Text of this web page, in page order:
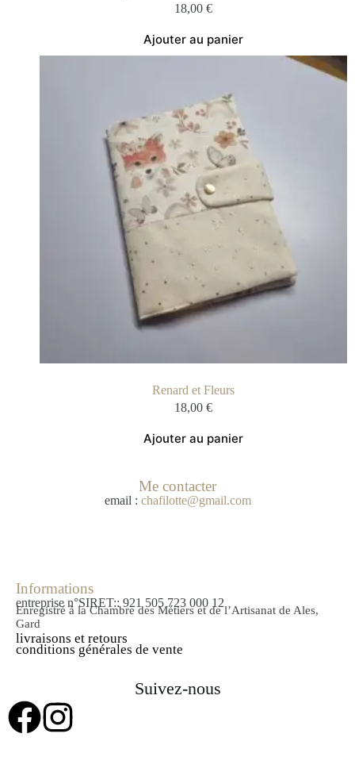
18,00 €
Ajouter au panier
Renard et Fleurs
18,00 €
Ajouter au panier
Me contacter
email : chafilotte@gmail.com
Informations
entreprise n°SIRET:: 921 505 723 000 12
Enregistré à la Chambre des Métiers et de l’Artisanat de Ales,
Gard
livraisons et retours
conditions générales de vente
Suivez-nous